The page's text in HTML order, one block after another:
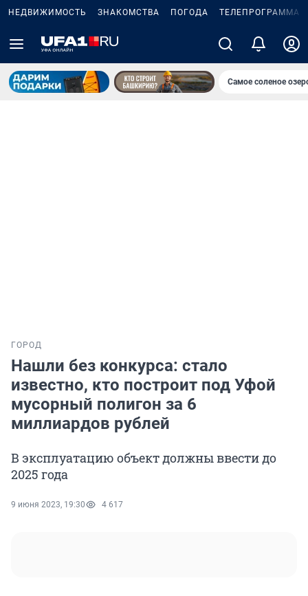
НЕДВИЖИМОСТЬ ЗНАКОМСТВА ПОГОДА ТЕЛЕПРОГРАММА
Самое соленое
ГОРОД
Нашли без конкурса: стало
известно, кто построит под Уфой
мусорный полигон за 6
миллиардов рублей
В эксплуатацию объект должны ввести до
2025 года
9 июня 2023, 19:30 4 617